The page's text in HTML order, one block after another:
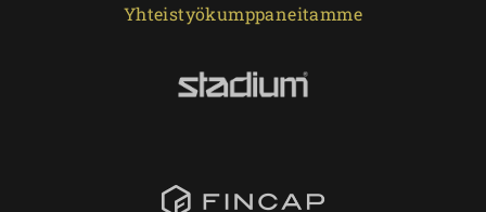
Yhteistyökumppaneitamme